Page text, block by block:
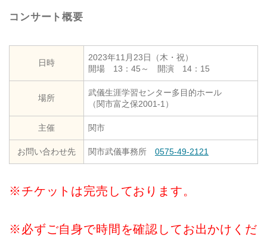
コンサート概要
日時
2023年11月23日（木・祝）
開場 13：45～ 開演 14：15
場所
武儀生涯学習センター多目的ホール
（関市富之保2001-1）
主催 関市
お問い合わせ先 関市武儀事務所 0575-49-2121
※チケットは完売しております。
※必ずご自身で時間を確認してお出かけくだ